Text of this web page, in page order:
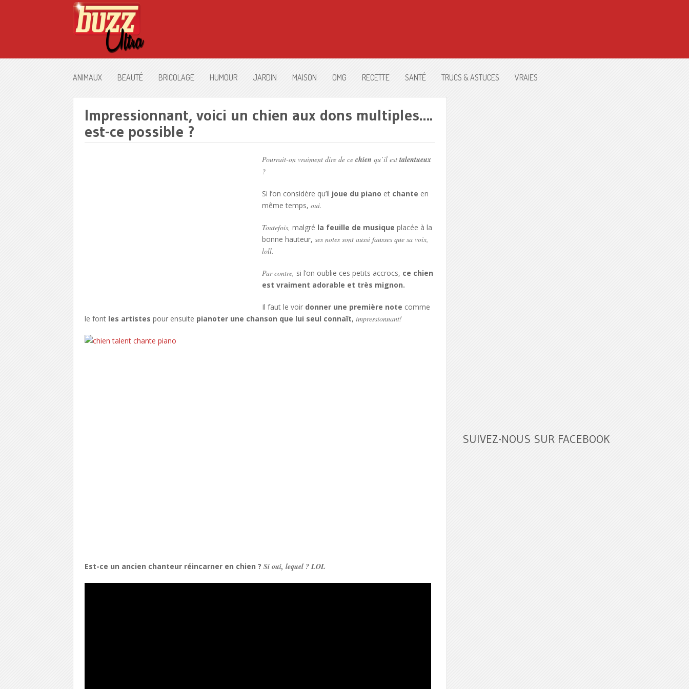
ANIMAUX BEAUTÉ BRICOLAGE HUMOUR JARDIN MAISON OMG RECETTE SANTÉ TRUCS & ASTUCES VRAIES
Impressionnant, voici un chien aux dons multiples….
est-ce possible ?
Pourrait-on vraiment dire de ce chien qu’il est talentueux
?
Si l’on considère qu’il joue du piano et chante en
même temps, oui.
Toutefois, malgré la feuille de musique placée à la
bonne hauteur, ses notes sont aussi fausses que sa voix,
loll.
Par contre, si l’on oublie ces petits accrocs, ce chien
est vraiment adorable et très mignon.
Il faut le voir donner une première note comme
le fontles artistes pour ensuite pianoter une chanson que lui seul connaît, impressionnant!
Est-ce un ancien chanteur réincarner en chien ? Si oui, lequel ? LOL
SUIVEZ-NOUS SUR FACEBOOK